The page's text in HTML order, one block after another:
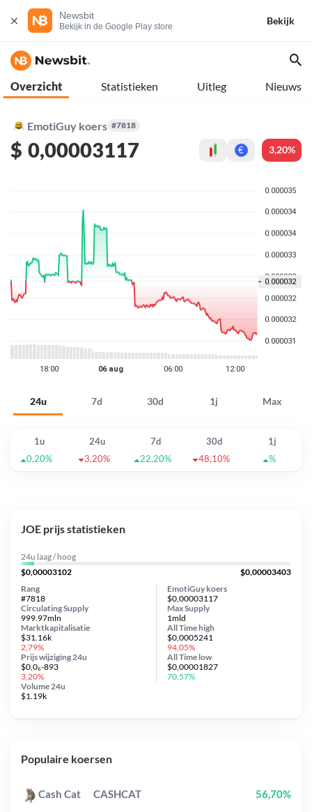
Newsbit
Bekijk in de Google Play store
Bekijk
Overzicht Statistieken Uitleg Nieuws
EmotiGuy koers #7818
$ 0,00003117 € 3,20%
24u 7d 30d 1j Max
1u 24u 7d 30d
1j
0,20%
3,20% 22,20% 48,10% %
JOE prijs statistieken
24u laag / hoog
$0,00003102
$0,00003403
EmotiGuy koers
$0,00003117
Circulating Supply
999.97mln
Prijs wijziging 24u
$0,0₆-893
3,20%
Max Supply
1mld
Marktkapitalisatie
$31.16k
2,79%
Volume 24u
$1.19k
Rang
#7818
All Timehigh
$0,0005241
94,05%
All Time low
$0,00001827
70,57%
Populaire koersen
Cash Cat CASHCAT 56,70%